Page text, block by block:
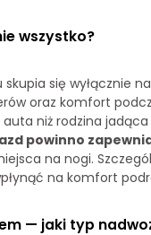
wszystko?
się wyłącznie
oraz komfort
niż rodzina
powinno
na nogi.
na komfort
— jaki typ